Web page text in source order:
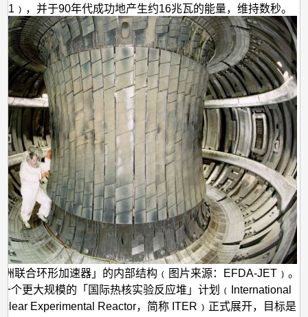
1﹚，并于90年代成功地产生约16兆瓦的能量，维持数秒。
联合环形加速器」的内部结构﹙图片来源：EFDA-JET﹚。
个更大规模的「国际热核实验反应堆」计划﹙International
Experimental Reactor，简称 ITER﹚正式展开，目标是